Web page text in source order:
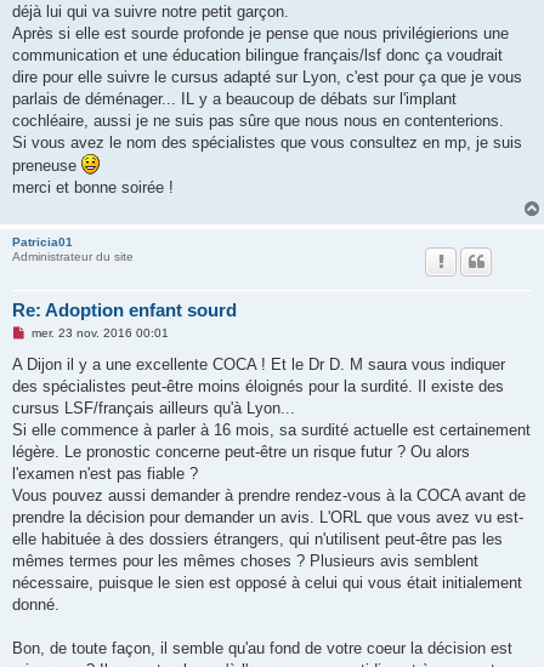
déjà lui qui va suivre notre petit garçon.
Après si elle est sourde profonde je pense que nous privilégierions une
communication et une éducation bilingue français/lsf donc ça voudrait
dire pour elle suivre le cursus adapté sur Lyon, c'est pour ça que je vous
parlais de déménager... IL y a beaucoup de débats sur l'implant
cochléaire, aussi je ne suis pas sûre que nous nous en contenterions.
Si vous avez le nom des spécialistes que vous consultez en mp, je suis
preneuse
merci et bonne soirée !
Patricia01
Administrateur du site
Re: Adoption enfant sourd
M
s
a
g
n
o
n
l
u
mer. 23 nov. 2016 00:01
A Dijon il y a une excellente COCA ! Et le Dr D. M saura vous indiquer
des spécialistes peut-être moins éloignés pour la surdité. Il existe des
cursus LSF/français ailleurs qu'à Lyon...
Si elle commence à parler à 16 mois, sa surdité actuelle est certainement
légère. Le pronostic concerne peut-être un risque futur ? Ou alors
l'examen n'est pas fiable ?
Vous pouvez aussi demander à prendre rendez-vous à la COCA avant de
prendre la décision pour demander un avis. L'ORL que vous avez vu est-
elle habituée à des dossiers étrangers, qui n'utilisent peut-être pas les
mêmes termes pour les mêmes choses ? Plusieurs avis semblent
nécessaire, puisque le sien est opposé à celui qui vous était initialement
donné.
Bon, de toute façon, il semble qu'au fond de votre coeur la décision est